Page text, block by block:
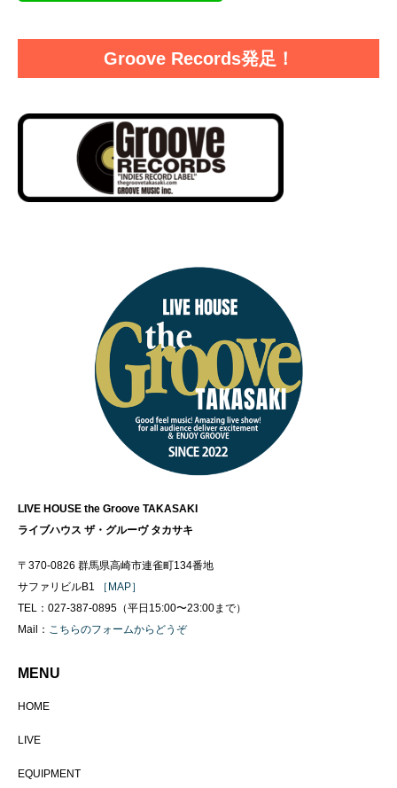
Groove Records発足！
LIVE HOUSE the Groove TAKASAKI
ライブハウス ザ・グルーヴ タカサキ
〒370-0826 群馬県高崎市連雀町134番地
サファリビルB1
［MAP］
TEL：027-387-0895（平日15:00〜23:00まで）
Mail： こちらのフォームからどうぞ
MENU
HOME
LIVE
EQUIPMENT